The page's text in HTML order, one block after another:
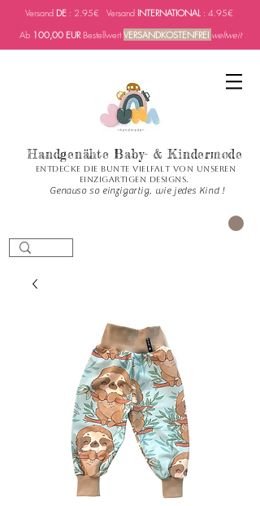
Versand DE : 2.95€ Versand INTERNATIONAL : 4.95€
Ab 100,00 EURBestellwertVERSANDKOSTENFREI weltweit
Handgenähte Baby- & Kindermode
Entdecke die bunte Vielfalt von unseren
einzigartigen Designs.
Genauso so einzigartig, wie jedes Kind !